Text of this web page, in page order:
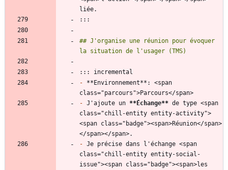
## J'organise une réunion pour évoquer
- **Environnement**: <span
- J'ajoute un **Échange** de type <span
class="chill-entity entity-activity">
<span class="badge"><span>Réunion</span>
- Je précise dans l'échange <span
class="chill-entity entity-social-
issue"><span class="badge"><span>les